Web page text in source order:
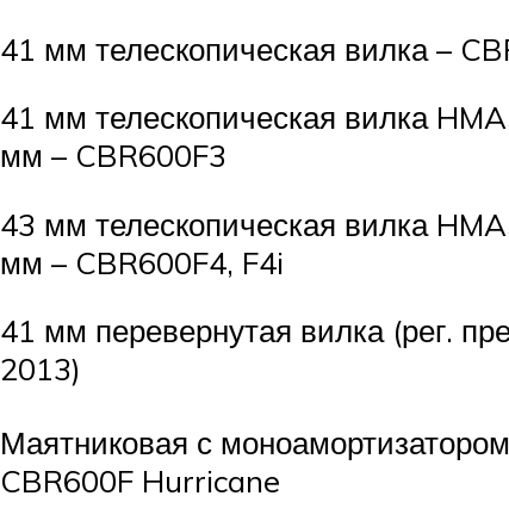
41 мм телескопическая вилка –
41 мм телескопическая вилка
мм – CBR600F3
43 мм телескопическая вилка
мм – CBR600F4, F4i
41 мм перевернутая вилка (рег.
2013)
Маятниковая с
CBR600F Hurricane